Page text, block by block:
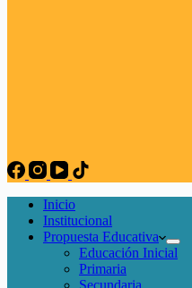
Inicio
Institucional
Propuesta Educativa
Educación Inicial
Primaria
Secundaria